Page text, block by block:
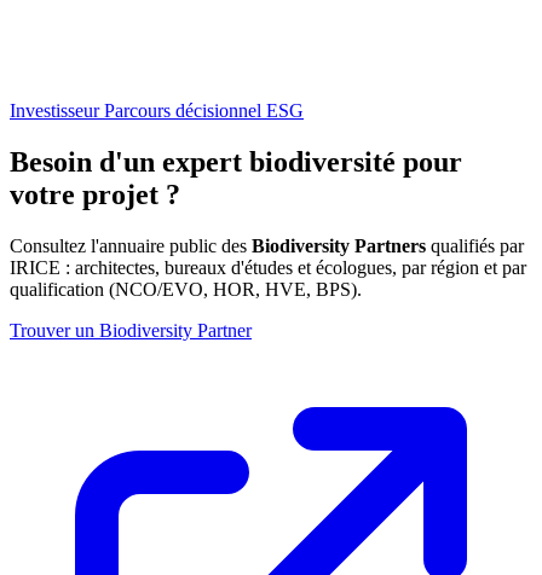
Investisseur Parcours décisionnel ESG
Besoin d'un expert biodiversité pour
votre projet ?
Consultez l'annuaire public des Biodiversity Partners qualifiés par
IRICE : architectes, bureaux d'études et écologues, par région et par
qualification (NCO/EVO, HOR, HVE, BPS).
Trouver un Biodiversity Partner